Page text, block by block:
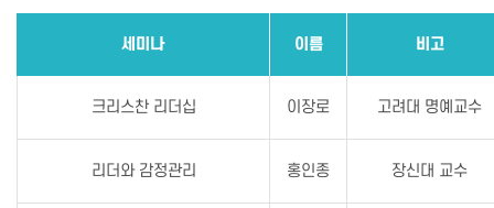
세미나 이름 비고
크리스찬 리더십 이장로 고려대 명예교수
리더와 감정관리 홍인종 장신대 교수